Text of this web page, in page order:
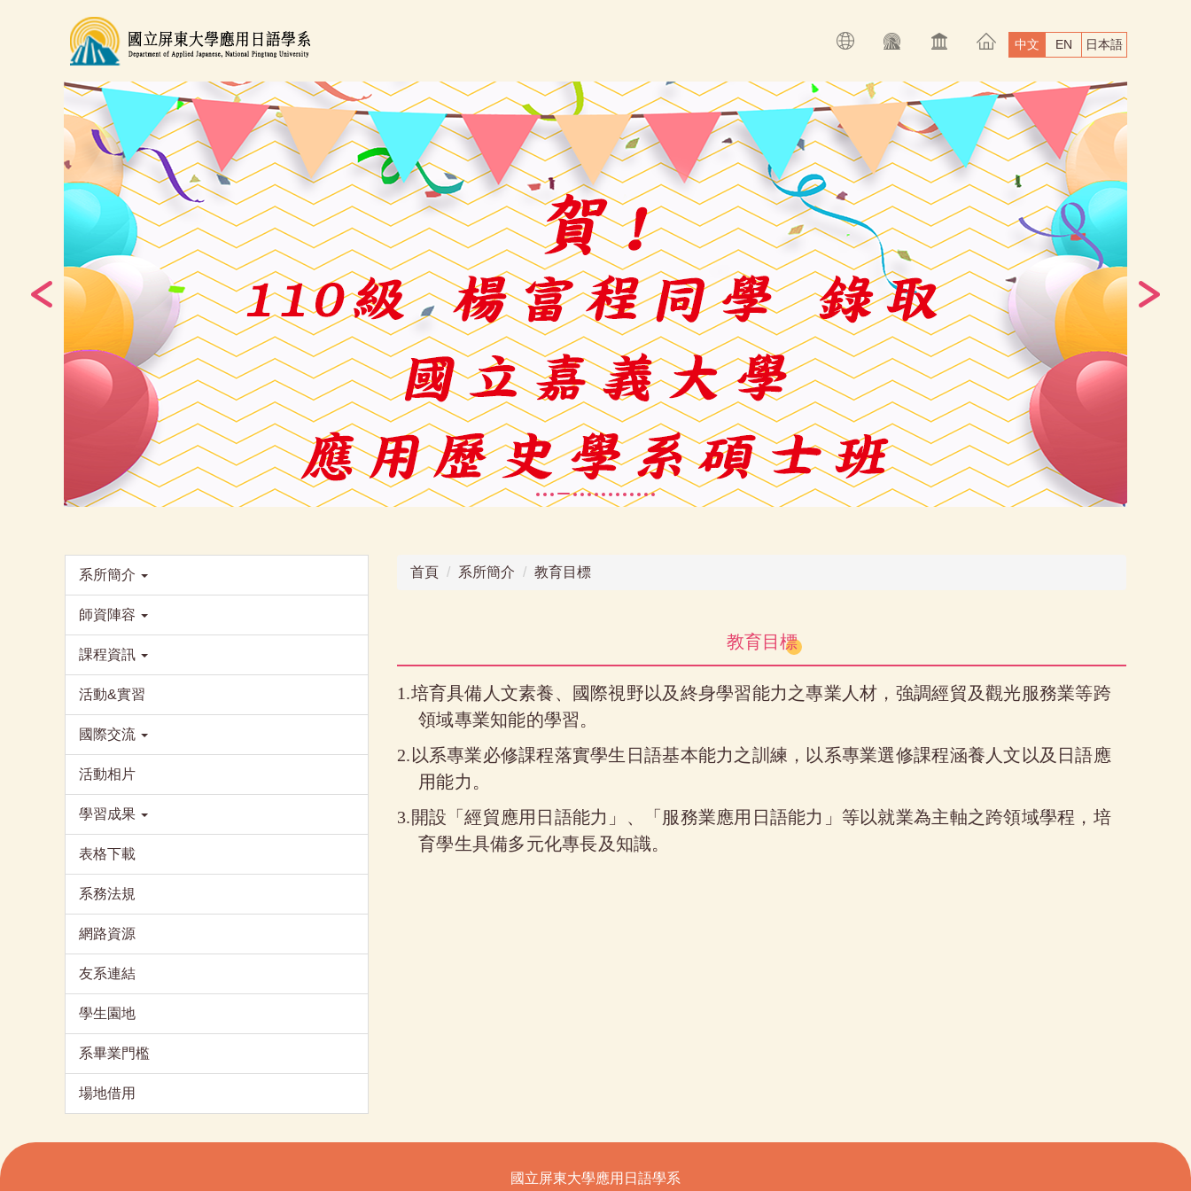
中文 EN 日本語
系所簡介
師資陣容
課程資訊
活動&實習
國際交流
活動相片
學習成果
表格下載
系務法規
網路資源
友系連結
學生園地
系畢業門檻
場地借用
首頁 系所簡介 教育目標
教育目標
1.培育具備人文素養、國際視野以及終身學習能力之專業人材，強調經貿及觀光服務業等跨
領域專業知能的學習。
2.以系專業必修課程落實學生日語基本能力之訓練，以系專業選修課程涵養人文以及日語應
用能力。
3.開設「經貿應用日語能力」、「服務業應用日語能力」等以就業為主軸之跨領域學程，培
育學生具備多元化專長及知識。
國立屏東大學應用日語學系